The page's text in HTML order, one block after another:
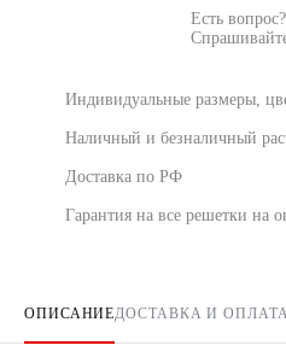
Есть вопрос?
Индивидуальные размеры,
Наличный и безналичный
Доставка по РФ
Гарантия на все решетки на
ОПИСАНИЕДОСТАВКА И